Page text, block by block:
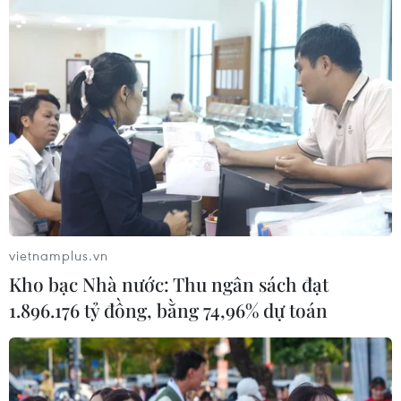
Mỹ kiểm tra gần 500 chiếc Boeing 737
MAX do nguy cơ nứt thân máy bay
06/08/2026 23:31
Ngoại giao kinh tế: Kiến tạo hệ sinh
thái đồng hành và thúc đẩy tự chủ
công nghệ
06/08/2026 15:33
Việt Nam tiếp tục là thị trường trọng
điểm của doanh nghiệp thực phẩm
Ba Lan
vietnamplus.vn
Kho bạc Nhà nước: Thu ngân sách đạt
1.896.176 tỷ đồng, bằng 74,96% dự toán